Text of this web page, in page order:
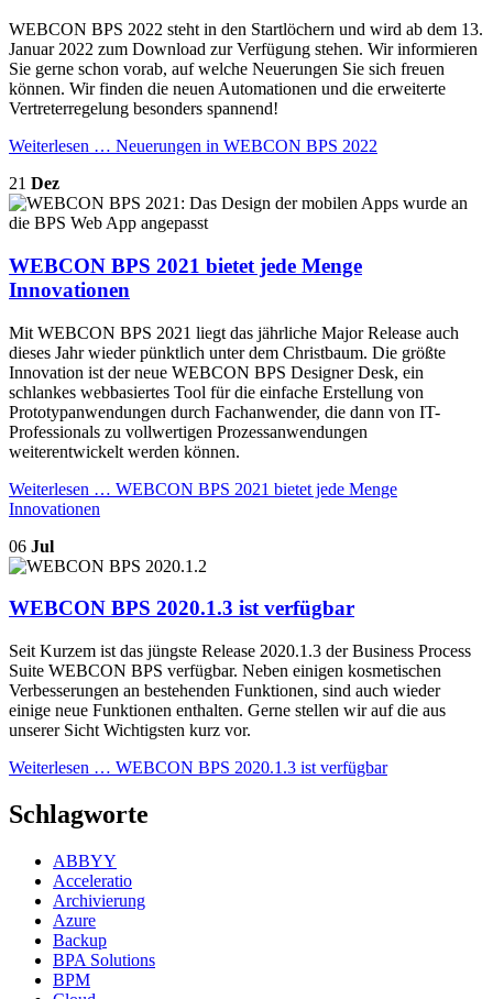
WEBCON BPS 2022 steht in den Startlöchern und wird ab dem 13.
Januar 2022 zum Download zur Verfügung stehen. Wir informieren
Sie gerne schon vorab, auf welche Neuerungen Sie sich freuen
können. Wir finden die neuen Automationen und die erweiterte
Vertreterregelung besonders spannend!
Weiterlesen … Neuerungen in WEBCON BPS 2022
21 Dez
WEBCON BPS 2021 bietet jede Menge
Innovationen
Mit WEBCON BPS 2021 liegt das jährliche Major Release auch
dieses Jahr wieder pünktlich unter dem Christbaum. Die größte
Innovation ist der neue WEBCON BPS Designer Desk, ein
schlankes webbasiertes Tool für die einfache Erstellung von
Prototypanwendungen durch Fachanwender, die dann von IT-
Professionals zu vollwertigen Prozessanwendungen
weiterentwickelt werden können.
Weiterlesen … WEBCON BPS 2021 bietet jede Menge
Innovationen
06 Jul
WEBCON BPS 2020.1.3 ist verfügbar
Seit Kurzem ist das jüngste Release 2020.1.3 der Business Process
Suite WEBCON BPS verfügbar. Neben einigen kosmetischen
Verbesserungen an bestehenden Funktionen, sind auch wieder
einige neue Funktionen enthalten. Gerne stellen wir auf die aus
unserer Sicht Wichtigsten kurz vor.
Weiterlesen … WEBCON BPS 2020.1.3 ist verfügbar
Schlagworte
ABBYY
Acceleratio
Archivierung
Azure
Backup
BPA Solutions
BPM